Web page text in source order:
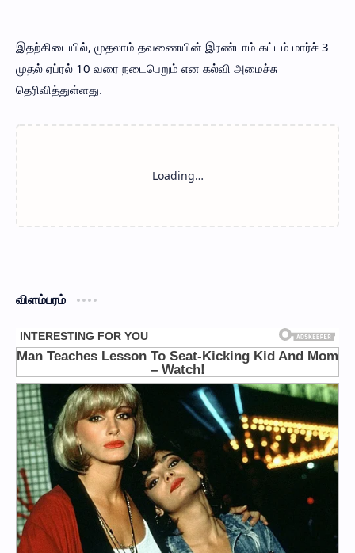
இதற்கிடையில், முதலாம் தவணையின் இரண்டாம் கட்டம் மார்ச் 3
முதல் ஏப்ரல் 10 வரை நடைபெறும் என கல்வி அமைச்சு
தெரிவித்துள்ளது.
விளம்பரம்